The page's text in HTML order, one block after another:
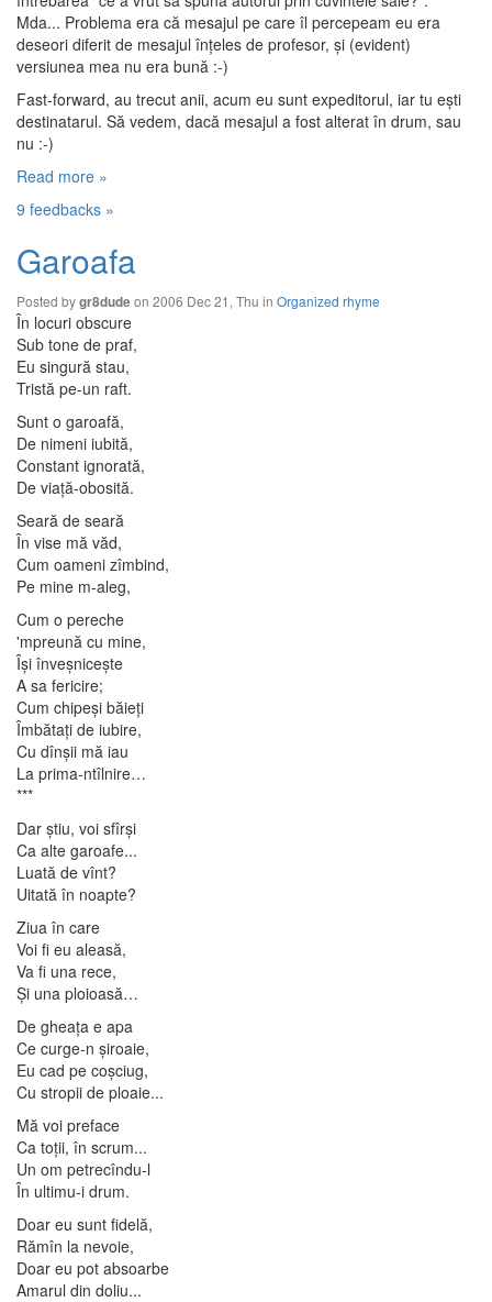
Mda... Problema era că mesajul pe care îl percepeam eu era
deseori diferit de mesajul înţeles de profesor, şi (evident)
versiunea mea nu era bună :-)
Fast-forward, au trecut anii, acum eu sunt expeditorul, iar tu eşti
destinatarul. Să vedem, dacă mesajul a fost alterat în drum, sau
nu :-)
Read more »
9 feedbacks »
Garoafa
Posted bygr8dudeon 2006 Dec 21, Thu in Organized rhyme
În locuri obscure
Sub tone de praf,
Eu singură stau,
Tristă pe-un raft.
Sunt o garoafă,
De nimeni iubită,
Constant ignorată,
De viaţă-obosită.
Seară de seară
În vise mă văd,
Cum oameni zîmbind,
Pe mine m-aleg,
Cum o pereche
'mpreună cu mine,
Îşi înveşniceşte
A sa fericire;
Cum chipeşi băieţi
Îmbătaţi de iubire,
Cu dînşii mă iau
La prima-ntîlnire…
***
Dar ştiu, voi sfîrşi
Ca alte garoafe...
Luată de vînt?
Uitată în noapte?
Ziua în care
Voi fi eu aleasă,
Va fi una rece,
Şi una ploioasă…
De gheaţa e apa
Ce curge-n şiroaie,
Eu cad pe coşciug,
Cu stropii de ploaie...
Mă voi preface
Ca toţii, în scrum...
Un om petrecîndu-l
În ultimu-i drum.
Doar eu sunt fidelă,
Rămîn la nevoie,
Doar eu pot absoarbe
Amarul din doliu...